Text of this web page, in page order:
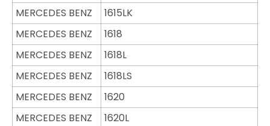
MERCEDES BENZ
1615LK
MERCEDES BENZ
1618
MERCEDES BENZ
1618L
MERCEDES BENZ
1618LS
MERCEDES BENZ
1620
MERCEDES BENZ
1620L